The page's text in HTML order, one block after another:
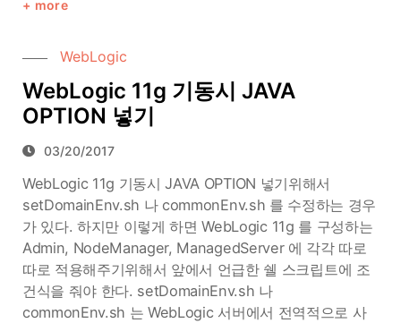
more
WebLogic
WebLogic 11g 기동시 JAVA
OPTION 넣기
03/20/2017
WebLogic 11g 기동시 JAVA OPTION 넣기위해서
setDomainEnv.sh 나 commonEnv.sh 를 수정하는 경우
가 있다. 하지만 이렇게 하면 WebLogic 11g 를 구성하는
Admin, NodeManager, ManagedServer 에 각각 따로
따로 적용해주기위해서 앞에서 언급한 쉘 스크립트에 조
건식을 줘야 한다. setDomainEnv.sh 나
commonEnv.sh 는 WebLogic 서버에서 전역적으로 사